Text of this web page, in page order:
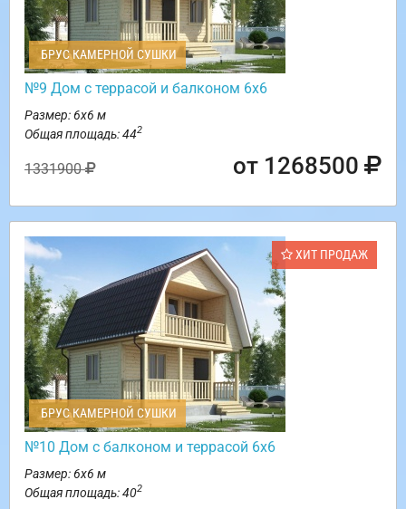
БРУС КАМЕРНОЙ СУШКИ
№9 Дом с террасой и балконом 6х6
Размер: 6х6 м
Общая площадь: 442
1331900 от 1268500
ХИТ ПРОДАЖ
БРУС КАМЕРНОЙ СУШКИ
№10 Дом с балконом и террасой 6х6
Размер: 6х6 м
Общая площадь: 402